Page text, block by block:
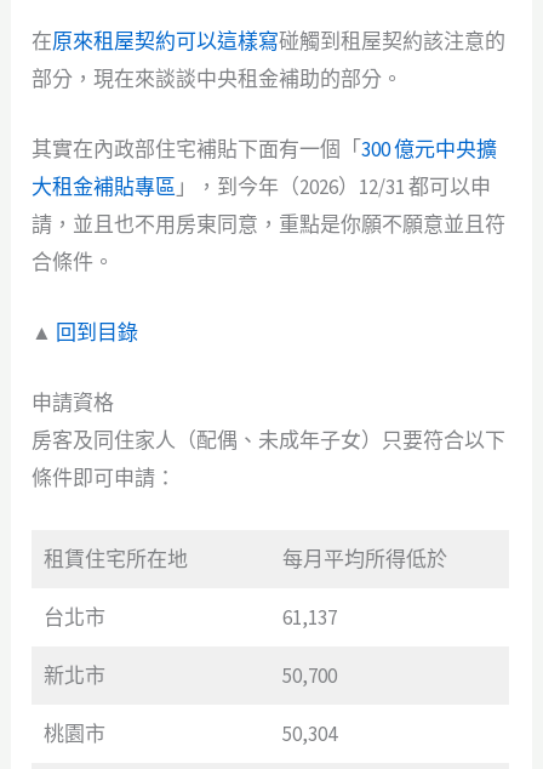
在原來租屋契約可以這樣寫碰觸到租屋契約該注意的
部分，現在來談談中央租金補助的部分。
其實在內政部住宅補貼下面有一個「300 億元中央擴
大租金補貼專區 」，到今年（2026）12/31 都可以申
請，並且也不用房東同意，重點是你願不願意並且符
合條件。
▲ 回到目錄
申請資格
房客及同住家人（配偶、未成年子女）只要符合以下
條件即可申請：
租賃住宅所在地 每月平均所得低於
台北市 61,137
新北市 50,700
桃園市 50,304